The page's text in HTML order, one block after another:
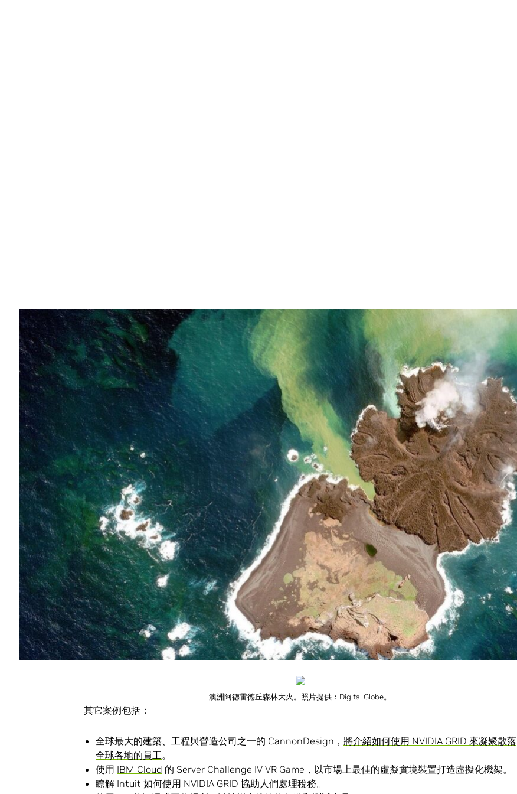
在 GPU 科技大會一同瞭解各產業的企業如何利用搭載 NVIDIA GRID 技術的虛擬桌面。
虛擬桌面技術協助珍．古德在非洲繪製人猿棲息地。研究人員使用虛擬桌面技術，嘗試解開馬航 MH370
客機的失蹤之謎。
DigitalGlobe 從數百顆以時速 15,000 英里的速度在地球上方飛行的衛星取得影像，製作出地球 3D 立體
視覺化畫面，用以支持人道方面最具企圖心的作為。
DigitalGlobe 還憑藉我們的 NVIDIA GRID 及 Tesla M10，將這些 21 世紀的地圖交給最需要使用它們的
人。
DigitalGlobe 公司 IT 工程師 Mike Bantz 說：「我們的資料量過於龐大，難以下載。而在 Linux 虛擬桌
面上運行 NVIDIA GRID，身在各處的使用者就能自由使用這些影像。」
提供給大眾使用的虛擬化技術
這是 NVIDIA GRID 讓身處更多地方的許多用戶能使用到虛擬化技術的例子之一。
在下個月 NVIDIA 舉行的GPU 科技大會裡，可以聽到許多跟DigitalGlobe 一樣的案例，鼓勵你將虛擬化
技術用在工作上。
澳洲阿德雷德丘森林大火。照片提供：Digital Globe。
其它案例包括：
全球最大的建築、工程與營造公司之一的 CannonDesign， 將介紹如何使用 NVIDIA GRID 來凝聚散落
全球各地的員工。
使用 IBM Cloud 的 Server Challenge IV VR Game，以市場上最佳的虛擬實境裝置打造虛擬化機架。
瞭解 Intuit 如何使用 NVIDIA GRID 協助人們處理稅務。